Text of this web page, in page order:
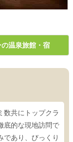
温泉旅館・宿
数共にトップクラ
底的な現地訪問で
であり、びっくり